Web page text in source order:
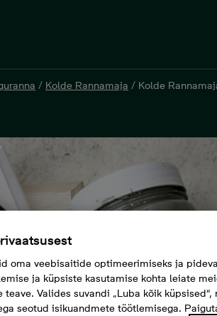
/ Kolde Rannamaja / Kolde
oma veebisaitide optimeerimiseks ja
ja küpsiste kasutamise kohta leiate
Valides suvandi „Luba kõik
seotud isikuandmete töötlemisega.